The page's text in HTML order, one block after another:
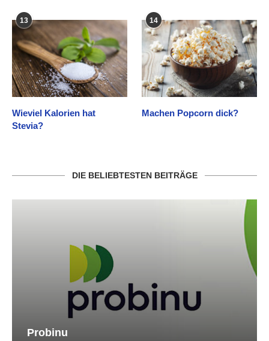
13
Wieviel Kalorien hat
Stevia?
14
Machen Popcorn dick?
DIE BELIEBTESTEN BEITRÄGE
Probinu